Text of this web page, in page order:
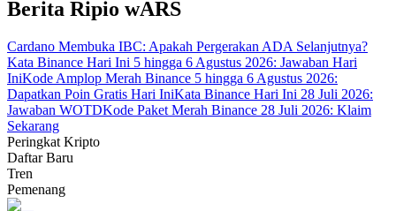
Berita Ripio wARS
Cardano Membuka IBC: Apakah Pergerakan ADA Selanjutnya?
Kata Binance Hari Ini 5 hingga 6 Agustus 2026: Jawaban Hari
IniKode Amplop Merah Binance 5 hingga 6 Agustus 2026:
Dapatkan Poin Gratis Hari IniKata Binance Hari Ini 28 Juli 2026:
Jawaban WOTDKode Paket Merah Binance 28 Juli 2026: Klaim
Sekarang
Peringkat Kripto
Daftar Baru
Tren
Pemenang